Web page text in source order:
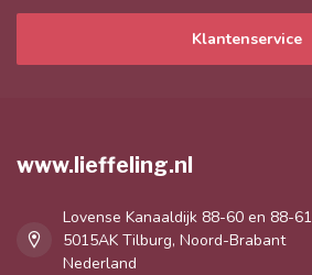
Klantenservice
www.lieffeling.nl
Lovense Kanaaldijk 88-60 en 88-61
5015AK Tilburg, Noord-Brabant
Nederland